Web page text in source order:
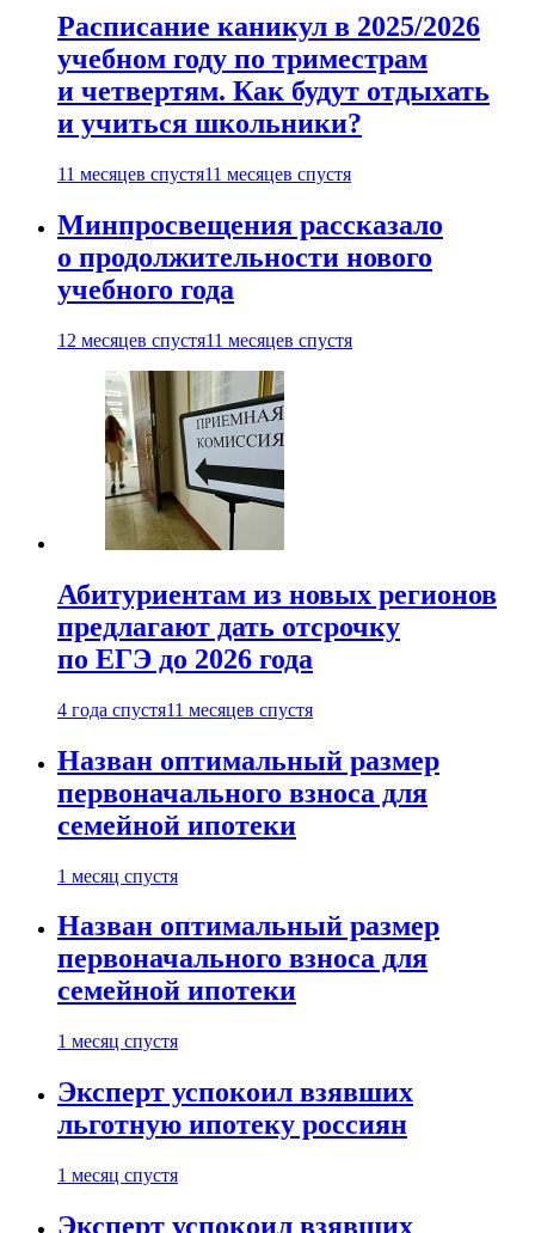
Расписание каникул в 2025/2026
учебном году по триместрам
и четвертям. Как будут отдыхать
и учиться школьники?
11 месяцев спустя11 месяцев спустя
Минпросвещения рассказало
о продолжительности нового
учебного года
12 месяцев спустя11 месяцев спустя
Абитуриентам из новых регионов
предлагают дать отсрочку
по ЕГЭ до 2026 года
4 года спустя11 месяцев спустя
Назван оптимальный размер
первоначального взноса для
семейной ипотеки
1 месяц спустя
Назван оптимальный размер
первоначального взноса для
семейной ипотеки
1 месяц спустя
Эксперт успокоил взявших
льготную ипотеку россиян
1 месяц спустя
Эксперт успокоил взявших